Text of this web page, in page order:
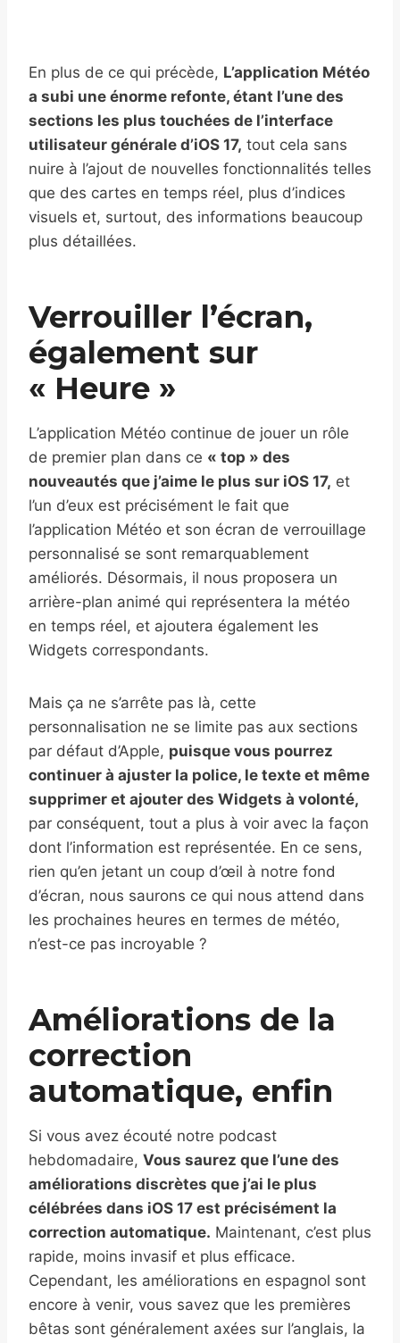
En plus de ce qui précède, L’application Météo
a subi une énorme refonte, étant l’une des
sections les plus touchées de l’interface
utilisateur générale d’iOS 17, tout cela sans
nuire à l’ajout de nouvelles fonctionnalités telles
que des cartes en temps réel, plus d’indices
visuels et, surtout, des informations beaucoup
plus détaillées.
Verrouiller l’écran,
également sur
« Heure »
L’application Météo continue de jouer un rôle
de premier plan dans ce « top » des
nouveautés que j’aime le plus sur iOS 17, et
l’un d’eux est précisément le fait que
l’application Météo et son écran de verrouillage
personnalisé se sont remarquablement
améliorés. Désormais, il nous proposera un
arrière-plan animé qui représentera la météo
en temps réel, et ajoutera également les
Widgets correspondants.
Mais ça ne s’arrête pas là, cette
personnalisation ne se limite pas aux sections
par défaut d’Apple, puisque vous pourrez
continuer à ajuster la police, le texte et même
supprimer et ajouter des Widgets à volonté,
par conséquent, tout a plus à voir avec la façon
dont l’information est représentée. En ce sens,
rien qu’en jetant un coup d’œil à notre fond
d’écran, nous saurons ce qui nous attend dans
les prochaines heures en termes de météo,
n’est-ce pas incroyable ?
Améliorations de la
correction
automatique, enfin
Si vous avez écouté notre podcast
hebdomadaire, Vous saurez que l’une des
améliorations discrètes que j’ai le plus
célébrées dans iOS 17 est précisément la
correction automatique. Maintenant, c’est plus
rapide, moins invasif et plus efficace.
Cependant, les améliorations en espagnol sont
encore à venir, vous savez que les premières
bêtas sont généralement axées sur l’anglais, la